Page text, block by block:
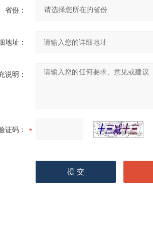
省份：
地址：
说明：
证码：